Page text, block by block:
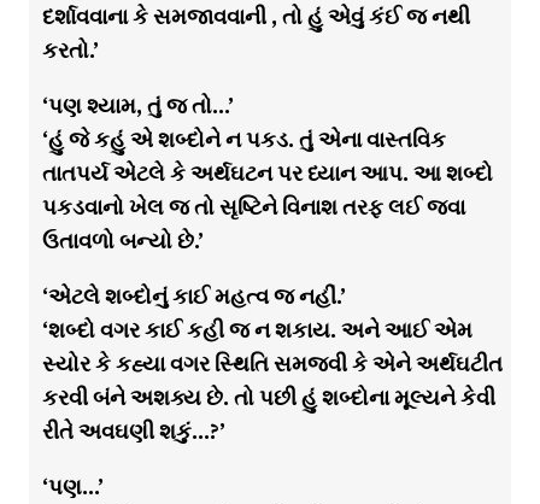
દર્શાવવાના કે સમજાવવાની , તો હું એવું કંઈ જ નથી
કરતો.’
‘પણ શ્યામ, તું જ તો…’
‘હું જે કહું એ શબ્દોને ન પકડ. તું એના વાસ્તવિક
તાતપર્ય એટલે કે અર્થઘટન પર ધ્યાન આપ. આ શબ્દો
પકડવાનો ખેલ જ તો સૃષ્ટિને વિનાશ તરફ લઈ જવા
ઉતાવળો બન્યો છે.’
‘એટલે શબ્દોનું કાઈ મહત્વ જ નહીં.’
‘શબ્દો વગર કાઈ કહી જ ન શકાય. અને આઈ એમ
સ્યોર કે કહ્યા વગર સ્થિતિ સમજવી કે એને અર્થઘટીત
કરવી બંને અશક્ય છે. તો પછી હું શબ્દોના મૂલ્યને કેવી
રીતે અવઘણી શકું…?’
‘પણ…’